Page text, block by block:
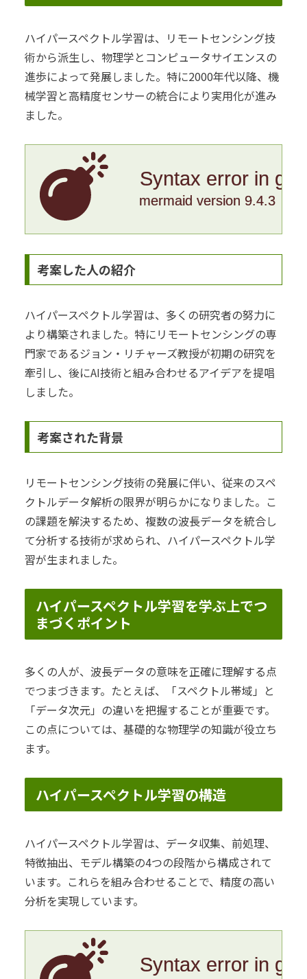
ハイパースペクトル学習は、リモートセンシング技
術から派生し、物理学とコンピュータサイエンスの
進歩によって発展しました。特に2000年代以降、機
械学習と高精度センサーの統合により実用化が進み
ました。
Syntax error in
mermaid version 9.4.3
考案した人の紹介
ハイパースペクトル学習は、多くの研究者の努力に
より構築されました。特にリモートセンシングの専
門家であるジョン・リチャーズ教授が初期の研究を
牽引し、後にAI技術と組み合わせるアイデアを提唱
しました。
考案された背景
リモートセンシング技術の発展に伴い、従来のスペ
クトルデータ解析の限界が明らかになりました。こ
の課題を解決するため、複数の波長データを統合し
て分析する技術が求められ、ハイパースペクトル学
習が生まれました。
ハイパースペクトル学習を学ぶ上でつ
まづくポイント
多くの人が、波長データの意味を正確に理解する点
でつまづきます。たとえば、「スペクトル帯域」と
「データ次元」の違いを把握することが重要です。
この点については、基礎的な物理学の知識が役立ち
ます。
ハイパースペクトル学習の構造
ハイパースペクトル学習は、データ収集、前処理、
特徴抽出、モデル構築の4つの段階から構成されて
います。これらを組み合わせることで、精度の高い
分析を実現しています。
Syntax error in